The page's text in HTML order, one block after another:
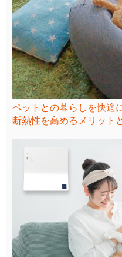
ペットとの暮らしを快適
断熱性を高めるメリット